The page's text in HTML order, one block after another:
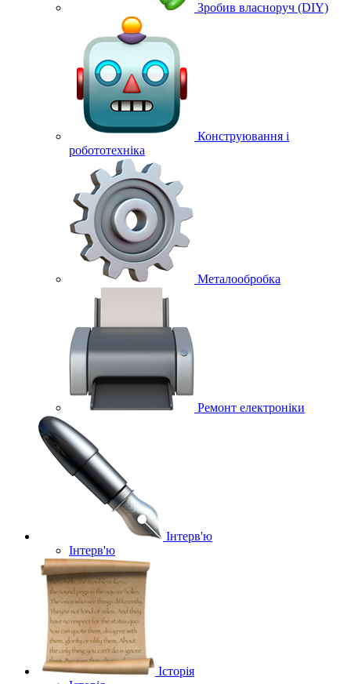
Зробив власноруч (DIY)
Конструювання і
робототехніка
Металообробка
Ремонт електроніки
Інтерв'ю
Інтерв'ю
Історія